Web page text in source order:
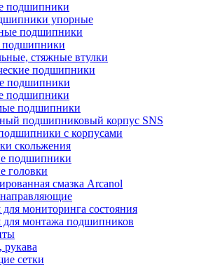
подшипники
упорные
подшипники
подшипники
стяжные втулки
подшипники
подшипники
подшипники
подшипники
подшипниковый корпус SNS
с корпусами
скольжения
подшипники
головки
смазка Arcanol
мониторинга состояния
монтажа подшипников
сетки